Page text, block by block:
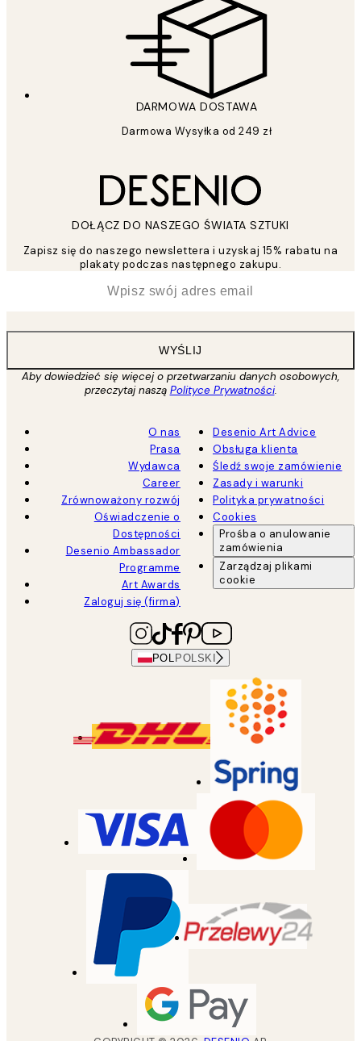
DARMOWA DOSTAWA
Darmowa Wysyłka od 249 zł
DOŁĄCZ DO NASZEGO ŚWIATA SZTUKI
Zapisz się do naszego newslettera i uzyskaj 15% rabatu na
plakaty podczas następnego zakupu.
WYŚLIJ
Aby dowiedzieć się więcej o przetwarzaniu danych osobowych,
przeczytaj naszą Polityce Prywatności.
O nas
Prasa
Wydawca
Career
Zrównoważony rozwój
Oświadczenie o
Dostępności
Desenio Ambassador
Programme
Art Awards
Zaloguj się (firma)
Desenio Art Advice
Obsługa klienta
Śledź swoje zamówienie
Zasady i warunki
Polityka prywatności
Cookies
Prośba o anulowanie
zamówienia
Zarządzaj plikami
cookie
POL POLSKI